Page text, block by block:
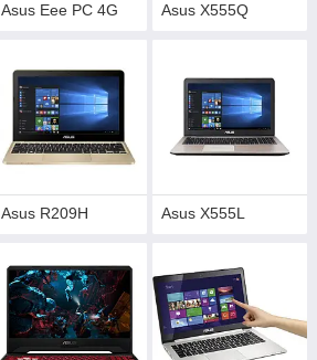
Asus Eee PC 4G Asus X555Q
Asus R209H Asus X555L